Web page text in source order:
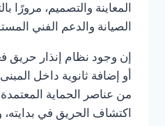
المعاينة والتصميم، مرورًا
الصيانة والدعم الفني
إن وجود نظام إنذار حريق
أو إضافة ثانوية داخل
من عناصر الحماية
اكتشاف الحريق في بدايته،